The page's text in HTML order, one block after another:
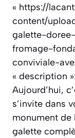
« https://
content/
galette-
fromage-
conviviale-
« description
Aujourd’hui,
s’invite dans
monument de
galette